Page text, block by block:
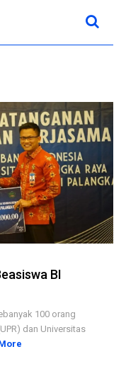
BI
100 orang
dan Universitas